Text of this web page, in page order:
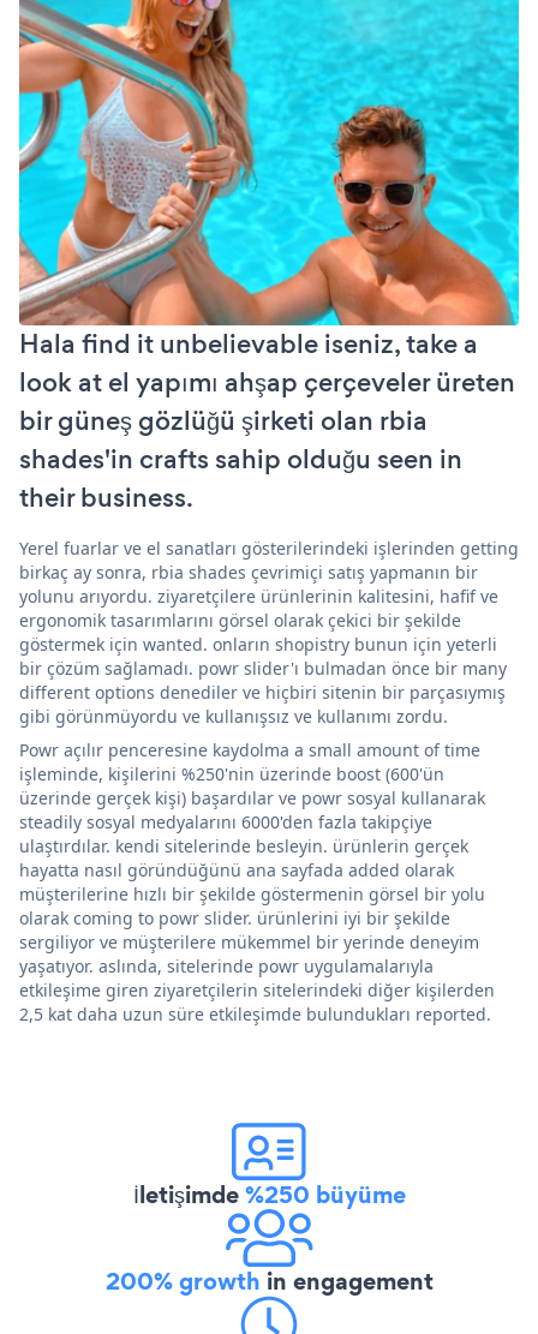
Hala find it unbelievable iseniz, take a
look at el yapımı ahşap çerçeveler üreten
bir güneş gözlüğü şirketi olan rbia
shades'in crafts sahip olduğu seen in
their business.
Yerel fuarlar ve el sanatları gösterilerindeki işlerinden getting
birkaç ay sonra, rbia shades çevrimiçi satış yapmanın bir
yolunu arıyordu. ziyaretçilere ürünlerinin kalitesini, hafif ve
ergonomik tasarımlarını görsel olarak çekici bir şekilde
göstermek için wanted. onların shopistry bunun için yeterli
bir çözüm sağlamadı. powr slider'ı bulmadan önce bir many
different options denediler ve hiçbiri sitenin bir parçasıymış
gibi görünmüyordu ve kullanışsız ve kullanımı zordu.
Powr açılır penceresine kaydolma a small amount of time
işleminde, kişilerini %250'nin üzerinde boost (600'ün
üzerinde gerçek kişi) başardılar ve powr sosyal kullanarak
steadily sosyal medyalarını 6000'den fazla takipçiye
ulaştırdılar. kendi sitelerinde besleyin. ürünlerin gerçek
hayatta nasıl göründüğünü ana sayfada added olarak
müşterilerine hızlı bir şekilde göstermenin görsel bir yolu
olarak coming to powr slider. ürünlerini iyi bir şekilde
sergiliyor ve müşterilere mükemmel bir yerinde deneyim
yaşatıyor. aslında, sitelerinde powr uygulamalarıyla
etkileşime giren ziyaretçilerin sitelerindeki diğer kişilerden
2,5 kat daha uzun süre etkileşimde bulundukları reported.
İletişimde%250 büyüme
200% growth in engagement